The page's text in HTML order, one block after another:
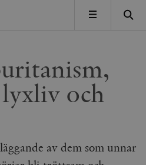
MENY
och
av dem som unnar